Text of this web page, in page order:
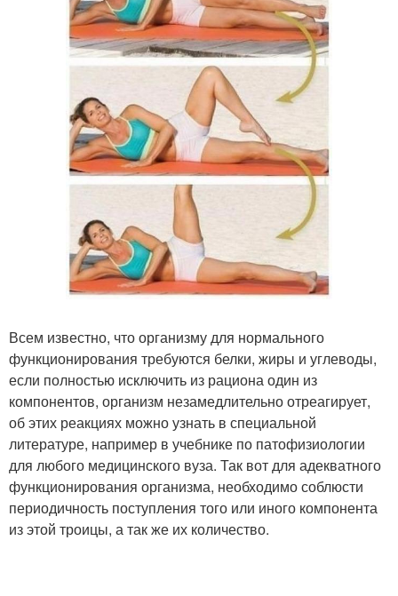
Всем известно, что организму для нормального
функционирования требуются белки, жиры и углеводы,
если полностью исключить из рациона один из
компонентов, организм незамедлительно отреагирует,
об этих реакциях можно узнать в специальной
литературе, например в учебнике по патофизиологии
для любого медицинского вуза. Так вот для адекватного
функционирования организма, необходимо соблюсти
периодичность поступления того или иного компонента
из этой троицы, а так же их количество.